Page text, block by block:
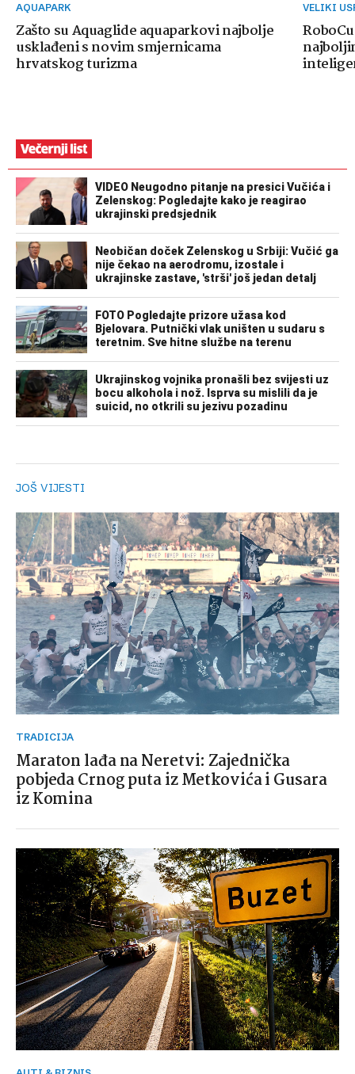
AQUAPARK
Zašto su Aquaglide aquaparkovi najbolje
usklađeni s novim smjernicama
hrvatskog turizma
VELIKI
JOŠ VIJESTI
TRADICIJA
Maraton lađa na Neretvi: Zajednička
pobjeda Crnog puta iz Metkovića i Gusara
iz Komina